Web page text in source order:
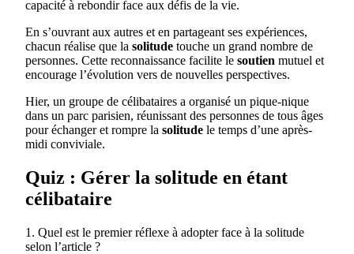
capacité à rebondir face aux défis de la vie.
En s’ouvrant aux autres et en partageant ses expériences,
chacun réalise que la solitude touche un grand nombre de
personnes. Cette reconnaissance facilite le soutien mutuel et
encourage l’évolution vers de nouvelles perspectives.
Hier, un groupe de célibataires a organisé un pique-nique
dans un parc parisien, réunissant des personnes de tous âges
pour échanger et rompre la solitude le temps d’une après-
midi conviviale.
Quiz : Gérer la solitude en étant
célibataire
1. Quel est le premier réflexe à adopter face à la solitude
selon l’article ?